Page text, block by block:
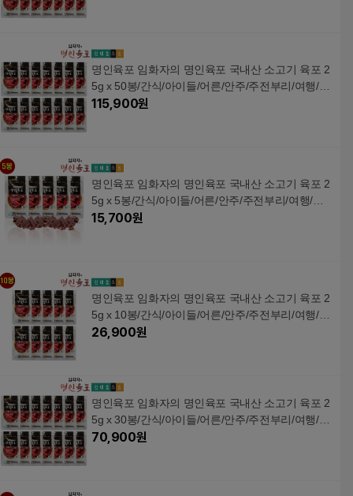
명인육포 임화자의 명인육포 국내산 소고기 육포 2
5g x 50봉/간식/아이들/어른/안주/주전부리/여행/선
물
115,900원
명인육포 임화자의 명인육포 국내산 소고기 육포 2
5g x 5봉/간식/아이들/어른/안주/주전부리/여행/선
물
15,700원
명인육포 임화자의 명인육포 국내산 소고기 육포 2
5g x 10봉/간식/아이들/어른/안주/주전부리/여행/선
물
26,900원
명인육포 임화자의 명인육포 국내산 소고기 육포 2
5g x 30봉/간식/아이들/어른/안주/주전부리/여행/선
물
70,900원